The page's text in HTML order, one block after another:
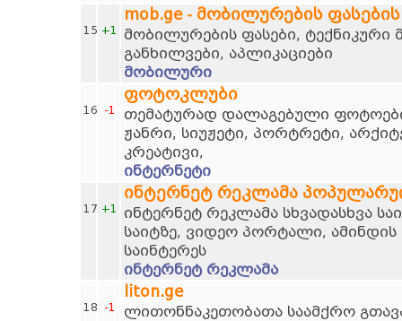
15 +1
mob.ge - მობილურების
მობილურების ფასები, ტექნიკური
განხილვები, აპლიკაციები
მობილური
16 -1
ფოტოკლუბი
თემატურად დალაგებული
ჟანრი, სიუჟეტი, პორტრეტი,
კრეატივი,
ინტერნეტი
17 +1
ინტერნეტ რეკლამა
ინტერნეტ რეკლამა სხვადასხვა
საიტზე, ვიდეო პორტალი,
საინტერეს
ინტერნეტ რეკლამა
18 -1
liton.ge
ლითონნაკეთობათა საამქრო